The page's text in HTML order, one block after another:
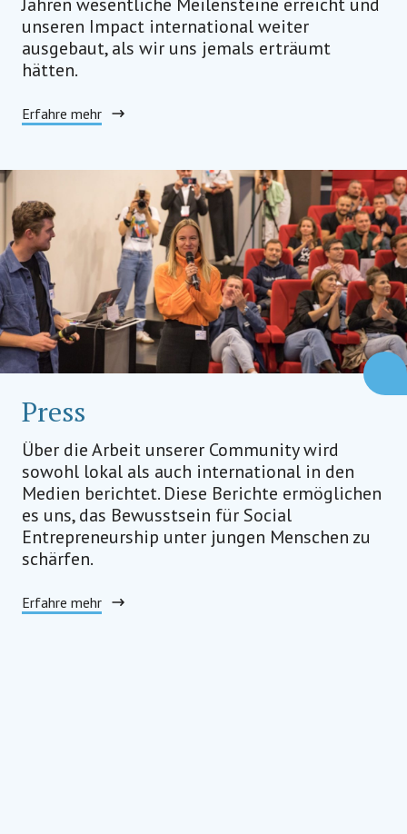
unseren Impact international weiter
ausgebaut, als wir uns jemals erträumt
hätten.
Erfahre mehr
Press
Über die Arbeit unserer Community wird
sowohl lokal als auch international in den
Medien berichtet. Diese Berichte ermöglichen
es uns, das Bewusstsein für Social
Entrepreneurship unter jungen Menschen zu
schärfen.
Erfahre mehr